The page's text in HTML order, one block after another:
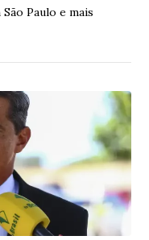
Paulo e mais